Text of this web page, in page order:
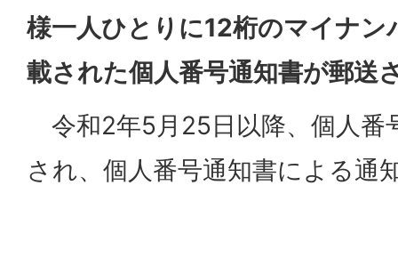
様一人ひとりに12桁のマイナン
載された個人番号通知書が郵送
令和2年5月25日以降、個人番
され、個人番号通知書による通